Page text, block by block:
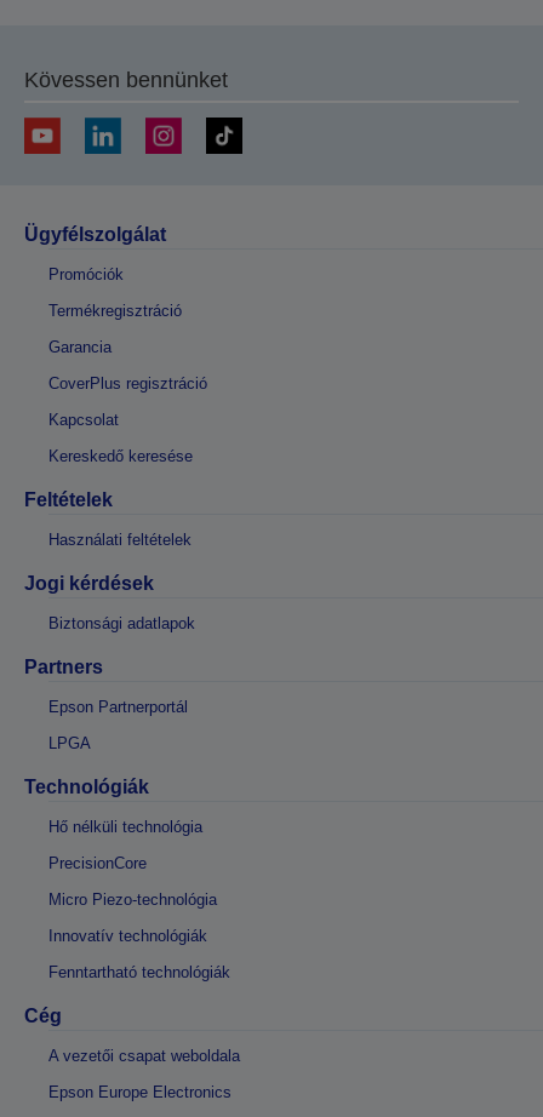
Kövessen bennünket
Ügyfélszolgálat
Promóciók
Termékregisztráció
Garancia
CoverPlus regisztráció
Kapcsolat
Kereskedő keresése
Feltételek
Használati feltételek
Jogi kérdések
Biztonsági adatlapok
Partners
Epson Partnerportál
LPGA
Technológiák
Hő nélküli technológia
PrecisionCore
Micro Piezo-technológia
Innovatív technológiák
Fenntartható technológiák
Cég
A vezetői csapat weboldala
Epson Europe Electronics